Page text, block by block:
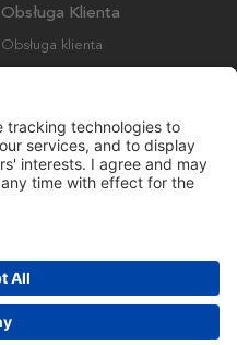
Obsługa Klienta
Obsługa klienta
Wysyłka i Dostawa